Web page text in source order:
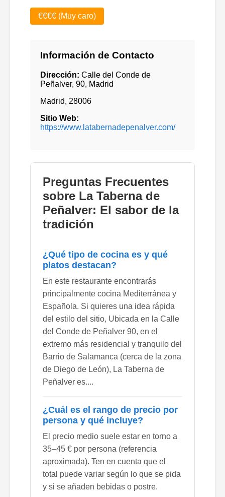
€€€€ (Muy caro)
Información de Contacto
Dirección: Calle del Conde de
Peñalver, 90, Madrid
Madrid, 28006
Sitio Web:
https://www.latabernadepenalver.com/
Preguntas Frecuentes
sobre La Taberna de
Peñalver: El sabor de la
tradición
¿Qué tipo de cocina es y qué
platos destacan?
En este restaurante encontrarás
principalmente cocina Mediterránea y
Española. Si quieres una idea rápida
del estilo del sitio, Ubicada en la Calle
del Conde de Peñalver 90, en el
extremo más residencial y tranquilo del
Barrio de Salamanca (cerca de la zona
de Diego de León), La Taberna de
Peñalver es....
¿Cuál es el rango de precio por
persona y qué incluye?
El precio medio suele estar en torno a
35–45 € por persona (referencia
aproximada). Ten en cuenta que el
total puede variar según lo que se pida
y si se añaden bebidas o postre.